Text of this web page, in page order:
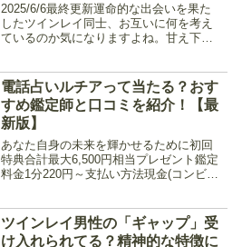
2025/6/6最終更新運命的な出会いを果た
したツインレイ同士、お互いに何を考え
ているのか気になりますよね。甘え下手
ょうか。今回は、そんなツインレイ男性
が考えている「7...
電話占いルチアって当たる？おす
すめ鑑定師と口コミを紹介！【最
新版】
あなた自身の未来を輝かせるために初回
特典合計最大6,500円相当プレゼント鑑定
料金1分220円～支払い方法現金(コンビ
サービスを開始した新規オープン...
ツインレイ男性の「ギャップ」受
け入れられてる？精神的な特徴に